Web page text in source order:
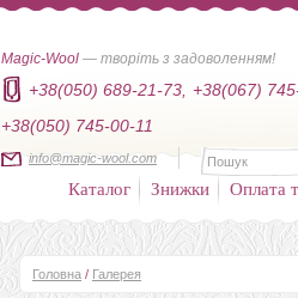
Magic-Wool — творіть з задоволенням!
+38(050) 689-21-73,
+38(067)
+38(050) 745-00-11
info@magic-wool.com
Каталог Знижки Оплата
Головна / Галерея